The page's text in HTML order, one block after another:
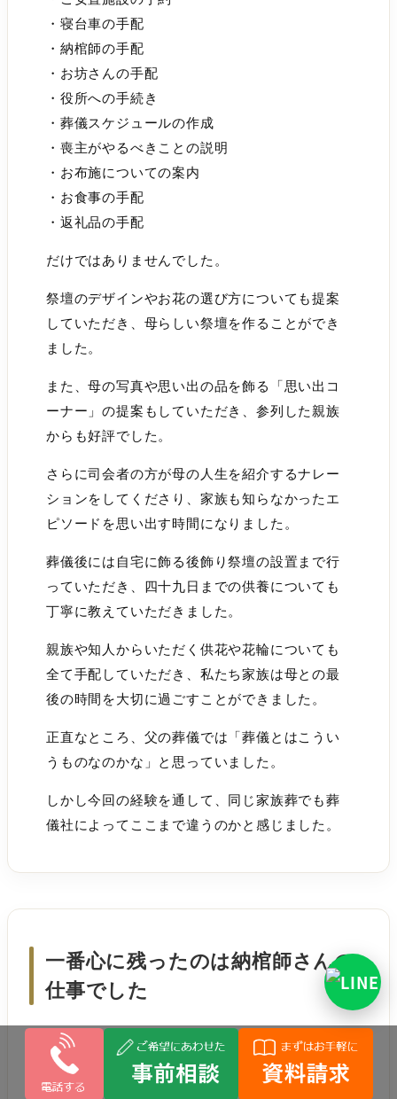
・寝台車の手配
・納棺師の手配
・お坊さんの手配
・役所への手続き
・葬儀スケジュールの作成
・喪主がやるべきことの説明
・お布施についての案内
・お食事の手配
・返礼品の手配
だけではありませんでした。
祭壇のデザインやお花の選び方についても提案
していただき、母らしい祭壇を作ることができ
ました。
また、母の写真や思い出の品を飾る「思い出コ
ーナー」の提案もしていただき、参列した親族
からも好評でした。
さらに司会者の方が母の人生を紹介するナレー
ションをしてくださり、家族も知らなかったエ
ピソードを思い出す時間になりました。
葬儀後には自宅に飾る後飾り祭壇の設置まで行
っていただき、四十九日までの供養についても
丁寧に教えていただきました。
親族や知人からいただく供花や花輪についても
全て手配していただき、私たち家族は母との最
後の時間を大切に過ごすことができました。
正直なところ、父の葬儀では「葬儀とはこうい
うものなのかな」と思っていました。
しかし今回の経験を通して、同じ家族葬でも葬
儀社によってここまで違うのかと感じました。
一番心に残ったのは納棺師さんの
仕事でした
今回の葬儀で、一番印象に残っているのは納棺
師さんでした。